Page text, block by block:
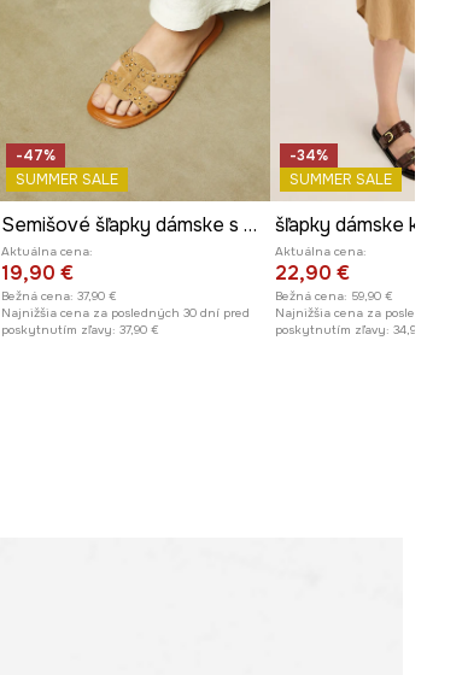
-47%
SUMMER SALE
Semišové šľapky dámske s ozdobnou aplikáciou hnedá farba
Aktuálna cena:
19,90 €
Bežná cena: 37,90 €
Najnižšia cena za posledných 30 dní pred
poskytnutím zľavy: 37,90 €
-34%
SUMMER SALE
šľapky dámske
Aktuálna cena:
22,90 €
Bežná cena: 59,90 €
Najnižšia cena za posledných
poskytnutím zľavy: 34,90 €